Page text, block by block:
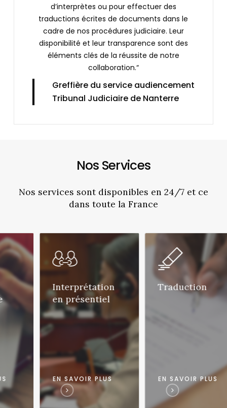
d’interprètes ou pour effectuer des
traductions écrites de documents dans le
cadre de nos procédures judiciaire. Leur
disponibilité et leur transparence sont des
éléments clés de la réussite de notre
collaboration.“
Greffière du service audiencement
Tribunal Judiciaire de Nanterre
Nos Services
Nos services sont disponibles en 24/7 et ce
dans toute la France
Interprétation
en présentiel
EN SAVOIR PLUS
Traduction
EN SAVOIR PLUS